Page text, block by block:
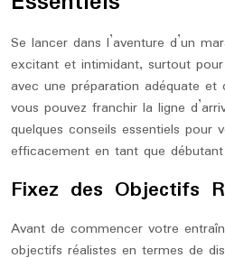
Se lancer dans l’aventure d’un
excitant et intimidant, surtout
avec une préparation adéquate et
vous pouvez franchir la ligne
quelques conseils essentiels pour
efficacement en tant que
Fixez des Objectifs
Avant de commencer votre
objectifs réalistes en termes de